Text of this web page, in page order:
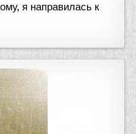
я направилась к